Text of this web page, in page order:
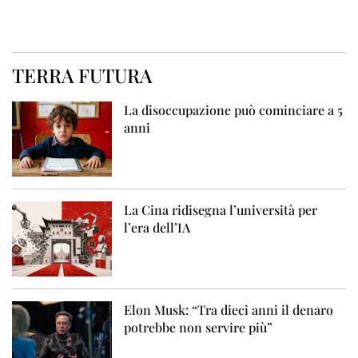
TERRA FUTURA
La disoccupazione può cominciare a 5
anni
La Cina ridisegna l’università per
l’era dell’IA
Elon Musk: “Tra dieci anni il denaro
potrebbe non servire più”